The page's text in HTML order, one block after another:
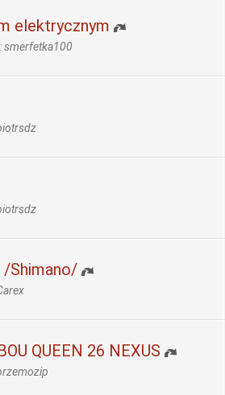
elektrycznym
smerfetka100
/Shimano/
QUEEN 26 NEXUS